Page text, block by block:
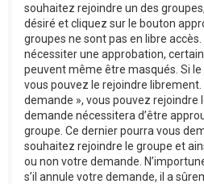
souhaitez rejoindre un des
désiré et cliquez sur le bouton
groupes ne sont pas en libre
nécessiter une approbation,
peuvent même être masqués. Si le
vous pouvez le rejoindre librement.
demande », vous pouvez rejoindre
demande nécessitera d’être
groupe. Ce dernier pourra vous
souhaitez rejoindre le groupe et
ou non votre demande.
s’il annule votre demande, il a